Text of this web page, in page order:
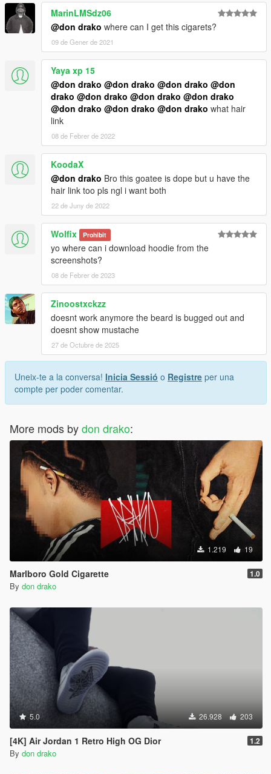
MarinLMSdz06
@don drako where can I get this cigarets?
09 de Gener de 2021
Yaya xp 15
@don drako @don drako @don drako @don
drako @don drako @don drako @don drako
@don drako @don drako @don drako what hair
link
08 de Febrer de 2022
KoodaX
@don drako Bro this goatee is dope but u have the
hair link too pls ngl i want both
22 de Juny de 2022
Wolfix Prohibit
yo where can i download hoodie from the
screenshots?
08 de Febrer de 2023
Zinoostxckzz
doesnt work anymore the beard is bugged out and
doesnt show mustache
27 de Octubre de 2025
Uneix-te a la conversa! Inicia Sessió o Registre per una
compte per poder comentar.
More mods bydon drako:
1.219 19
Marlboro Gold Cigarette 1.0
By don drako
5.0 26.928 203
[4K] Air Jordan 1 Retro High OG Dior 1.2
By don drako